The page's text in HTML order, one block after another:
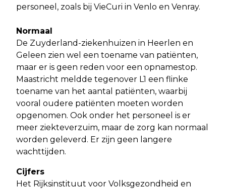
personeel, zoals bij VieCuri in Venlo en Venray.
Normaal
De Zuyderland-ziekenhuizen in Heerlen en
Geleen zien wel een toename van patiënten,
maar er is geen reden voor een opnamestop.
Maastricht meldde tegenover L1 een flinke
toename van het aantal patiënten, waarbij
vooral oudere patiënten moeten worden
opgenomen. Ook onder het personeel is er
meer ziekteverzuim, maar de zorg kan normaal
worden geleverd. Er zijn geen langere
wachttijden.
Cijfers
Het Rijksinstituut voor Volksgezondheid en